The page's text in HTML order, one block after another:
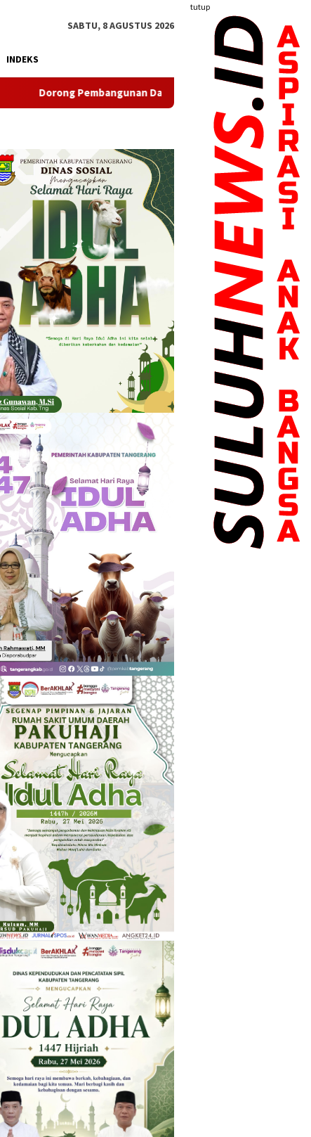
tutup
SABTU, 8 AGUSTUS 2026
INDEKS
Daerah, Ketua PWI Banten Kunjungi Kantor Sekber PWI